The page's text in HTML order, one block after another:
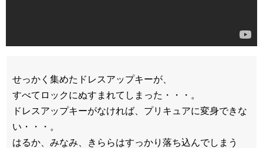
せっかく集めたドレスアップキーが、
すべてロックにぬすまれてしまった・・・。
ドレスアップキーがなければ、プリキュアに変身できな
い・・・。
はるか、みなみ、きららはすっかり落ち込んでしまう